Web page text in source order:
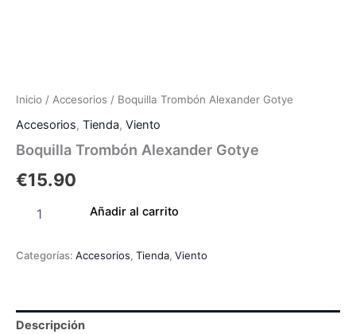
Inicio / Accesorios / Boquilla Trombón Alexander Gotye
Accesorios, Tienda, Viento
Boquilla Trombón Alexander Gotye
€15.90
Añadir al carrito
Categorías: Accesorios, Tienda, Viento
Descripción